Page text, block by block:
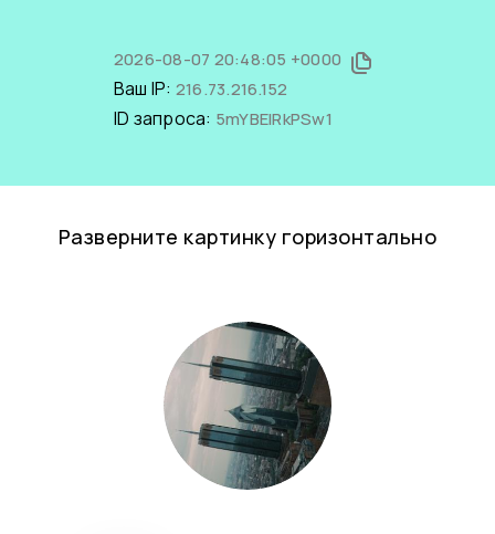
2026-08-07 20:48:05 +0000
Ваш IP: 216.73.216.152
ID запроса: 5mYBElRkPSw1
Разверните картинку горизонтально